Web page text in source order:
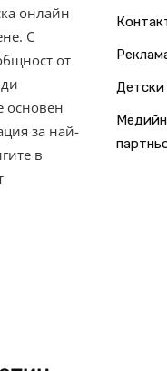
онлайн
С
от
основен
за най-
в
Детски